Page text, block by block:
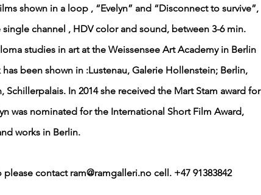
shown in a loop , “Evelyn” and “Disconnect to survive”,
channel , HDV color and sound, between 3-6 min.
studies in art at the Weissensee Art Academy in Berlin
has been shown in :Lustenau, Galerie Hollenstein; Berlin,
Schillerpalais. In 2014 she received the Mart Stam award for
was nominated for the International Short Film Award,
works in Berlin.
please contact ram@ramgalleri.no cell. +47 91383842